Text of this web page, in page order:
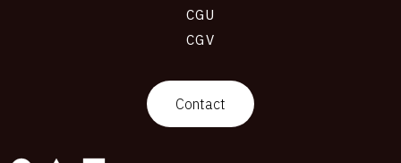
CGU
CGV
Contact